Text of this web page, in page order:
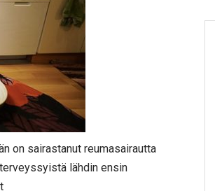
on sairastanut reumasairautta
lähdin ensin